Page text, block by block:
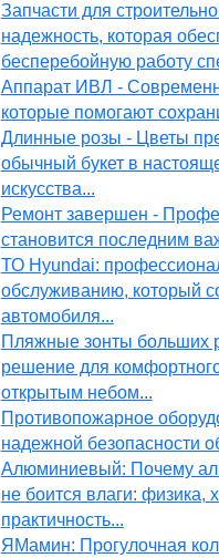
Запчасти для
надежность, которая
бесперебойную работу
Аппарат ИВЛ -
которые помогают
Длинные розы - Цветы
обычный букет в
искусства...
Ремонт завершен -
становится последним
ТО Hyundai:
обслуживанию, который
автомобиля...
Пляжные зонты больших
решение для
открытым небом...
Противопожарное
надежной безопасности
Алюминиевый: Почему
не боится влаги: физика,
практичность...
ЯМамин: Прогулочная